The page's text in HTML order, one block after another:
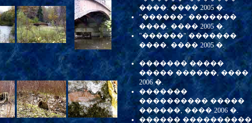
����. ���� 2005 �.
"������" �������
����. ���� 2005 �.
"������" �������
����. ���� 2005 �.
������� �����
����� ������, ����
2006 �.
�������
���������� �����
������, ���� 2006 �.
������ ����������